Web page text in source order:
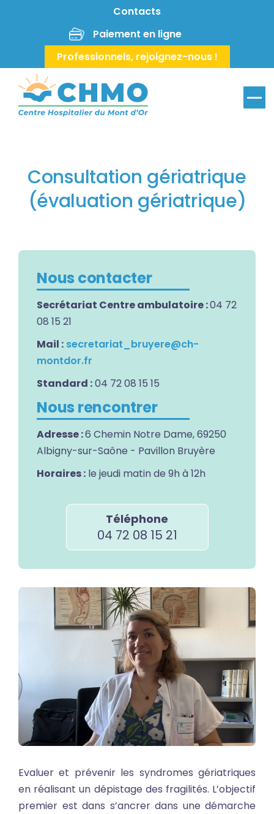
Aller au contenu principalContacts
Paiement en ligne
Professionnels, rejoignez-nous !
Consultation gériatrique
(évaluation gériatrique)
Nous contacter
Secrétariat Centre ambulatoire :04 72
08 15 21
Mail : secretariat_bruyere@ch-
montdor.fr
Standard :04 72 08 15 15
Nous rencontrer
Adresse :6 Chemin Notre Dame, 69250
Albigny-sur-Saône - Pavillon Bruyère
Horaires : le jeudi matin de 9h à 12h
Téléphone
04 72 08 15 21
Evaluer et prévenir les syndromes gériatriques
en réalisant un dépistage des fragilités. L’objectif
premier est dans s’ancrer dans une démarche